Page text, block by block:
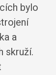
bylo
a
skruží.